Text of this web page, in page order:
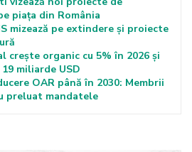
piața din România
mizează pe extindere și proiecte
crește organic cu 5% în 2026 și
miliarde USD
OAR până în 2030: Membrii
preluat mandatele